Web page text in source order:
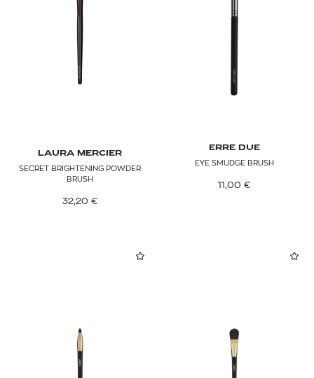
Καθαριστικά Πινέλων
Σετ μακιγιάζ & παλέτες
Επαναγεμιζόμενα & Refills
SHISEIDO
SISLEY PARIS
TOM FORD
LAURA MERCIER
SECRET BRIGHTENING POWDER
BRUSH
32,20 €
ERRE DUE
EYE SMUDGE BRUSH
11,00 €